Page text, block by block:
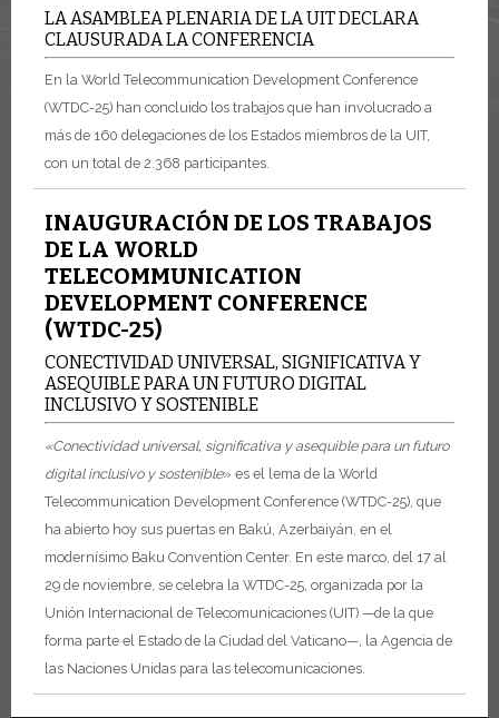
LA ASAMBLEA PLENARIA DE LA UIT DECLARA
CLAUSURADA LA CONFERENCIA
En la World Telecommunication Development Conference
(WTDC-25) han concluido los trabajos que han involucrado a
más de 160 delegaciones de los Estados miembros de la UIT,
con un total de 2.368 participantes.
INAUGURACIÓN DE LOS TRABAJOS
DE LA WORLD
TELECOMMUNICATION
DEVELOPMENT CONFERENCE
(WTDC-25)
CONECTIVIDAD UNIVERSAL, SIGNIFICATIVA Y
ASEQUIBLE PARA UN FUTURO DIGITAL
INCLUSIVO Y SOSTENIBLE
«Conectividad universal, significativa y asequible para un futuro
digital inclusivo y sostenible» es el lema de la World
Telecommunication Development Conference (WTDC-25), que
ha abierto hoy sus puertas en Bakú, Azerbaiyán, en el
modernísimo Baku Convention Center. En este marco, del 17 al
29 de noviembre, se celebra la WTDC-25, organizada por la
Unión Internacional de Telecomunicaciones (UIT) —de la que
forma parte el Estado de la Ciudad del Vaticano—, la Agencia de
las Naciones Unidas para las telecomunicaciones.